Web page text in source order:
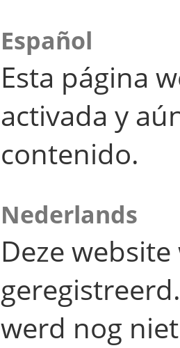
Español
Esta página
activada y
contenido.
Nederlands
Deze
werd nog